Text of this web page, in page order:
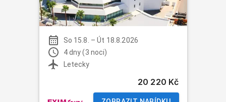
So 15.8. –Út 18.8.2026
4 dny (3 noci)
Letecky
20 220 Kč